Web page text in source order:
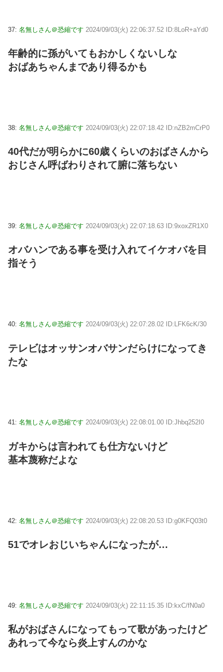
37: 名無しさん＠恐縮です 2024/09/03(火) 22:06:37.52 ID:8LoR+aYd0
年齢的に孫がいてもおかしくないしな
おばあちゃんまであり得るかも
38: 名無しさん＠恐縮です 2024/09/03(火) 22:07:18.42 ID:nZB2mCrP0
40代だが明らかに60歳くらいのおばさんから
おじさん呼ばわりされて腑に落ちない
39: 名無しさん＠恐縮です 2024/09/03(火) 22:07:18.63 ID:9xoxZR1X0
オバハンである事を受け入れてイケオバを目
指そう
40: 名無しさん＠恐縮です 2024/09/03(火) 22:07:28.02 ID:LFK6cK/30
テレビはオッサンオバサンだらけになってき
たな
41: 名無しさん＠恐縮です 2024/09/03(火) 22:08:01.00 ID:Jhbq252I0
ガキからは言われても仕方ないけど
基本蔑称だよな
42: 名無しさん＠恐縮です 2024/09/03(火) 22:08:20.53 ID:g0KFQ03t0
51でオレおじいちゃんになったが…
49: 名無しさん＠恐縮です 2024/09/03(火) 22:11:15.35 ID:kxC/fN0a0
私がおばさんになってもって歌があったけど
あれって今なら炎上すんのかな